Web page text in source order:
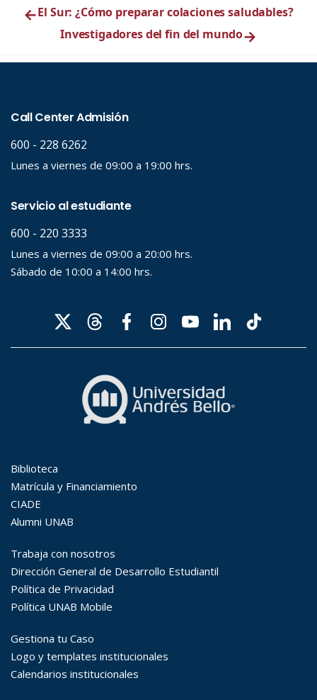
←El Sur: ¿Cómo preparar colaciones saludables?
Investigadores del fin del mundo→